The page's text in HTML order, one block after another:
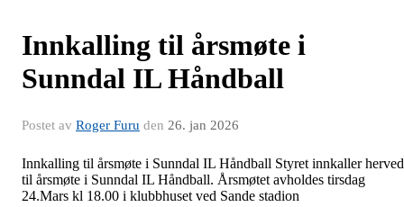
Innkalling til årsmøte i
Sunndal IL Håndball
Postet av Roger Furu den 26. jan 2026
Innkalling til årsmøte i Sunndal IL Håndball Styret innkaller herved
til årsmøte i Sunndal IL Håndball. Årsmøtet avholdes tirsdag
24.Mars kl 18.00 i klubbhuset ved Sande stadion